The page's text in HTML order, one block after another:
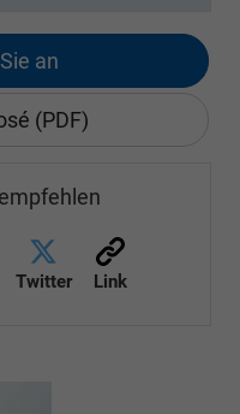
an
(PDF)
Twitter Link